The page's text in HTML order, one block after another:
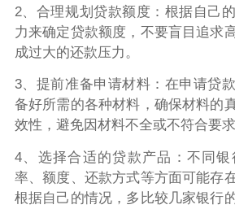
2、合理规划贷款额度：根据自己
力来确定贷款额度，不要盲目追求
成过大的还款压力。
3、提前准备申请材料：在申请贷
备好所需的各种材料，确保材料的
效性，避免因材料不全或不符合要
4、选择合适的贷款产品：不同银
率、额度、还款方式等方面可能存
根据自己的情况，多比较几家银行